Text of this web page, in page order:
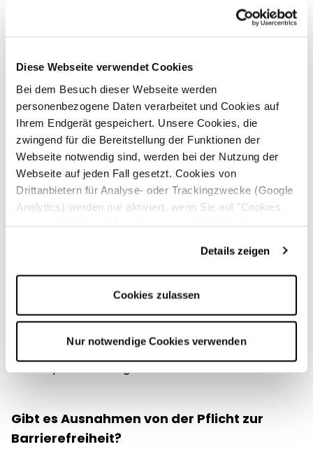
Diese Webseite verwendet Cookies
Bei dem Besuch dieser Webseite werden
personenbezogene Daten verarbeitet und Cookies auf
Ihrem Endgerät gespeichert. Unsere Cookies, die
zwingend für die Bereitstellung der Funktionen der
Webseite notwendig sind, werden bei der Nutzung der
Webseite auf jeden Fall gesetzt. Cookies von
Drittanbietern für Analyse- oder Trackingzwecke (Google
Analytics) werden nur aktiviert, wenn Sie auf "Cookies
Datenschutzerklärung—
Impressum.
Details zeigen
Cookies zulassen
Nur notwendige Cookies verwenden
Fachbegriffen oder unerklärten Abkürzungen
, um Nutzerinnen und Nutzer unterschiedlichen
entgegenzukommen.
Interaktion: Besonders für Nutzerinnen und Nutzer
eines Smartphones sowie ältere Menschen mit
motorischen Einschränkungen sind eine präzise
auswählbare Linkplatzierung, eine kontrastreiche
Farbgestaltung und eine an mobile Endgeräte
angepasste Gestaltung erforderlich.
Navigation : Eine zugängliche Navigation für
Nutzerinnen und Nutzer kleiner Displays oder einer
Navigationswege und eine klare Website-
sollten Website-Elemente, insbesondere bei
Nutzung einer Bildschirmlupe durch Menschen mit
Sehbehinderungen,optisch eng zusammen
, um die Distanz zwischen
Gibt es Ausnahmen von der Pflicht zur
Barrierefreiheit?